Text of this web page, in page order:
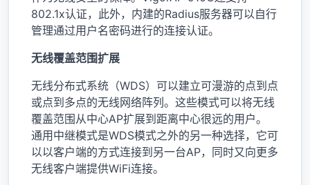
802.1x认证，此外，内建的Radius服务器可以自行
管理通过用户名密码进行的连接认证。
无线覆盖范围扩展
无线分布式系统（WDS）可以建立可漫游的点到点
或点到多点的无线网络阵列。这些模式可以将无线
覆盖范围从中心AP扩展到距离中心很远的用户。
通用中继模式是WDS模式之外的另一种选择，它可
以以客户端的方式连接到另一台AP，同时又向更多
无线客户端提供WiFi连接。